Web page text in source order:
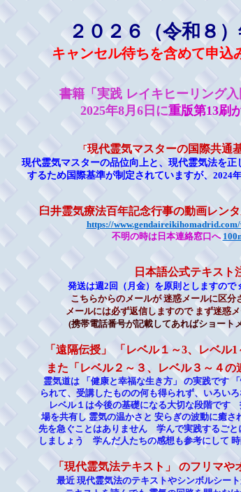
２０２６（令和８
キャンセル待ちを含めて申込
書籍「実践 レイキヒーリング入
2025年8月6日に重版第13刷
「現代霊気マスターの国際共通
現代霊気マスターの品位向上と、現代霊気法を
するため国際基準が制定されていますが、 2024
臼井霊気療法百年記念行事の動画レン
https://
不明の時は日本連絡窓口へ
日本語公式テキスト
発送は週2回（月金）を原則としますので
こちらからのメールが 迷惑メールに区分
メールには必ず返信しますので まず迷惑
(携帯電話番号が記載してあればショート
「遠隔伝授」 「レベル１～3、レベル
また「レベル２～３、レベル３～４
霊気道は 「健康と幸福な生き方」 の実践です
られて、受講したものの何も得られず、いろい
レベル１は今後の基礎になる大切な段階です
場を共有し 霊気の温かさと 安らぎの波動に癒さ
先を急ぐことはありません 学んで実践するごと
しましょう 学んだ人たちの感想も参考にして
「現代霊気法テキスト」 のフリマ
最近 現代霊気法のテキストやシンボルシー